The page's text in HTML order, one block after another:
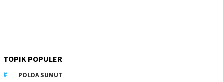
TOPIK POPULER
POLDA SUMUT